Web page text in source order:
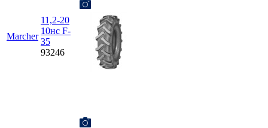
Marcher
11,2-20
10нс F-
35
93246